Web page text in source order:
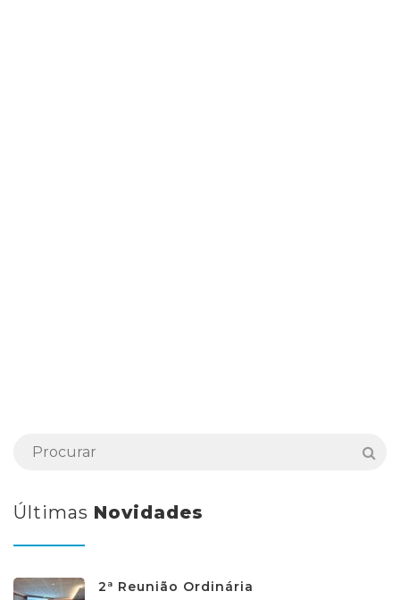
Últimas Novidades
2ª Reunião Ordinária